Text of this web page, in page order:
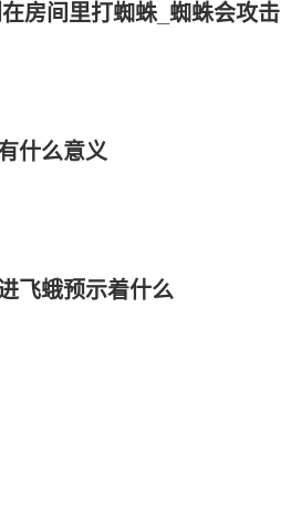
房间里打蜘蛛_蜘蛛会攻击
什么意义
飞蛾预示着什么